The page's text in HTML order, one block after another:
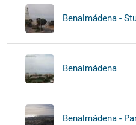
Benalmádena -
Benalmádena
Benalmádena -